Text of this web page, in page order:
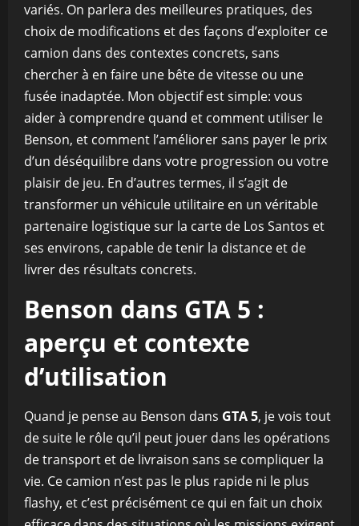
variés. On parlera des meilleures pratiques, des
choix de modifications et des façons d’exploiter ce
camion dans des contextes concrets, sans
chercher à en faire une bête de vitesse ou une
fusée inadaptée. Mon objectif est simple: vous
aider à comprendre quand et comment utiliser le
Benson, et comment l’améliorer sans payer le prix
d’un déséquilibre dans votre progression ou votre
plaisir de jeu. En d’autres termes, il s’agit de
transformer un véhicule utilitaire en un véritable
partenaire logistique sur la carte de Los Santos et
ses environs, capable de tenir la distance et de
livrer des résultats concrets.
Benson dans GTA 5 :
aperçu et contexte
d’utilisation
Quand je pense au Benson dans GTA 5, je vois tout
de suite le rôle qu’il peut jouer dans les opérations
de transport et de livraison sans se compliquer la
vie. Ce camion n’est pas le plus rapide ni le plus
flashy, et c’est précisément ce qui en fait un choix